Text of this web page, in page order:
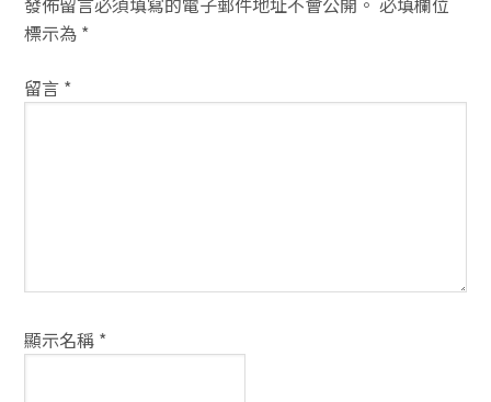
互
動
方
標示為 *
留言 *
顯示名稱 *